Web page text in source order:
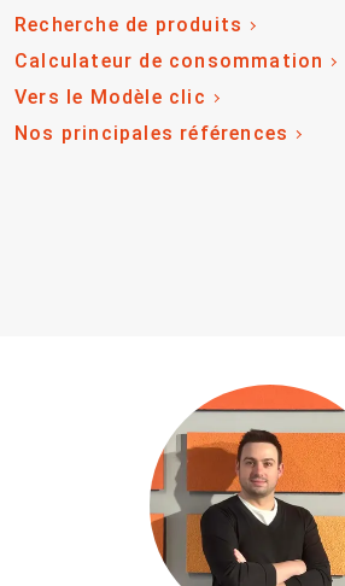
Recherche de produits
Calculateur de consommation
Vers le Modèle clic
Nos principales références